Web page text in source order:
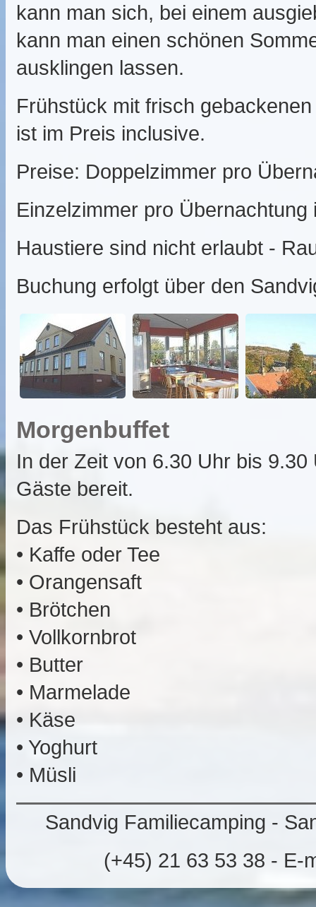
kann man sich, bei einem
kann man einen schönen
ausklingen lassen.
Frühstück mit frisch
ist im Preis inclusive.
Preise: Doppelzimmer pro
Einzelzimmer pro
Haustiere sind nicht erlaubt -
Buchung erfolgt über den
Morgenbuffet
In der Zeit von 6.30 Uhr bis
Gäste bereit.
Das Frühstück besteht aus:
• Kaffe oder Tee
• Orangensaft
• Brötchen
• Vollkornbrot
• Butter
• Marmelade
• Käse
• Yoghurt
• Müsli
Sandvig Familiecamping -
(+45) 21 63 53 38 - E-